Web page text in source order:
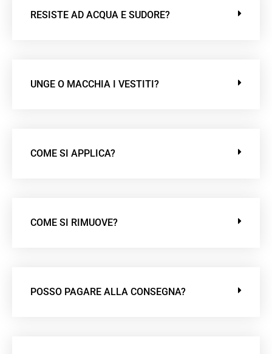
RESISTE AD ACQUA E SUDORE?
UNGE O MACCHIA I VESTITI?
COME SI APPLICA?
COME SI RIMUOVE?
POSSO PAGARE ALLA CONSEGNA?